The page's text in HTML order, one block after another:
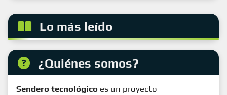
Lo más leído
¿Quiénes somos?
Sendero tecnológico es un proyecto